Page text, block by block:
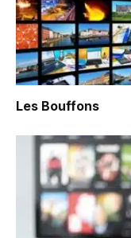
Les Bouffons